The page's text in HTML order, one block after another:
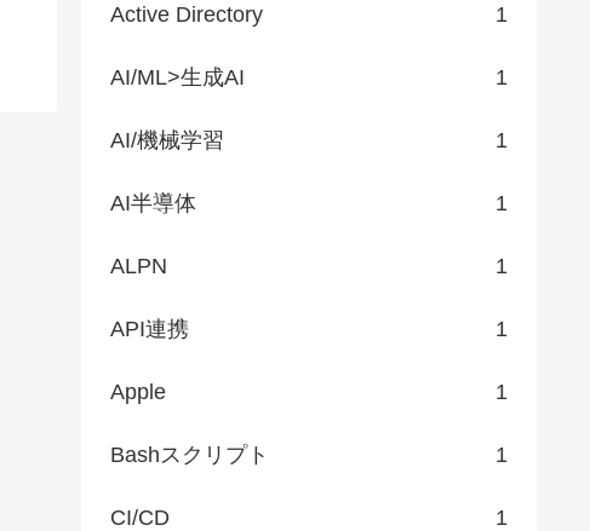
Active Directory 1
AI/ML>生成AI 1
AI/機械学習 1
AI半導体 1
ALPN 1
API連携 1
Apple 1
Bashスクリプト 1
CI/CD 1